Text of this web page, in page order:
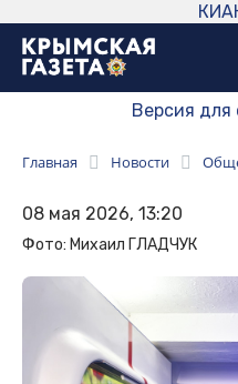
КИА
Версия для
Главная Новости
08 мая 2026, 13:20
Фото: Михаил ГЛАДЧУК